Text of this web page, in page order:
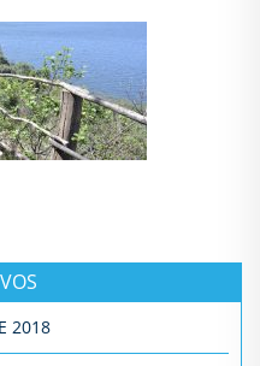
2018